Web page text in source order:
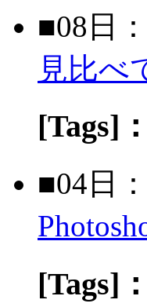
■08日：
見比べ
[Tags]：
■04日：
[Tags]：